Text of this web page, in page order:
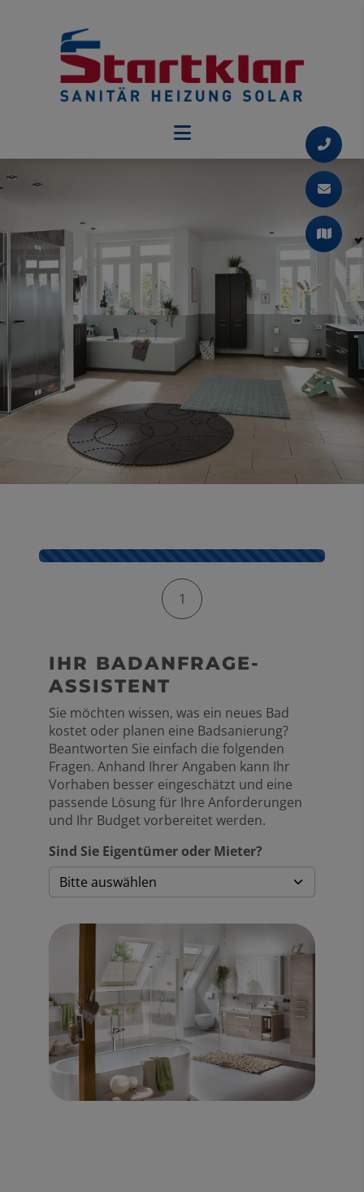
Kontaktformular-Fortschritt
1
IHR BADANFRAGE-
ASSISTENT
Sie möchten wissen, was ein neues Bad
kostet oder planen eine Badsanierung?
Beantworten Sie einfach die folgenden
Fragen. Anhand Ihrer Angaben kann Ihr
Vorhaben besser eingeschätzt und eine
passende Lösung für Ihre Anforderungen
und Ihr Budget vorbereitet werden.
Sind Sie Eigentümer oder Mieter?